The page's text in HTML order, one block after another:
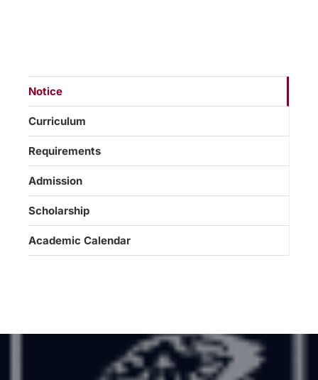
Notice
Curriculum
Requirements
Admission
Scholarship
Academic Calendar